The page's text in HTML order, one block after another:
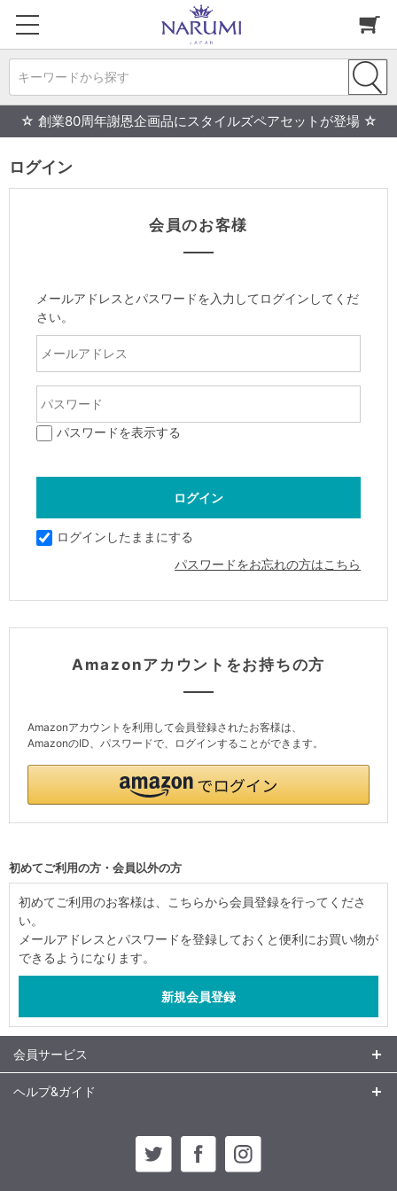
キーワードから探す
☆ 創業80周年謝恩企画品にスタイルズペアセットが登場 ☆
ログイン
会員のお客様
メールアドレスとパスワードを入力してログインしてくだ
さい。
パスワードを表示する
ログインしたままにする
パスワードをお忘れの方はこちら
Amazonアカウントをお持ちの方
Amazonアカウントを利用して会員登録されたお客様は、
AmazonのID、パスワードで、ログインすることができます。
初めてご利用の方・会員以外の方
初めてご利用のお客様は、こちらから会員登録を行ってくださ
い。
メールアドレスとパスワードを登録しておくと便利にお買い物が
できるようになります。
会員サービス
ヘルプ&ガイド